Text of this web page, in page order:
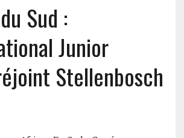
Sud :
Junior
Stellenbosch